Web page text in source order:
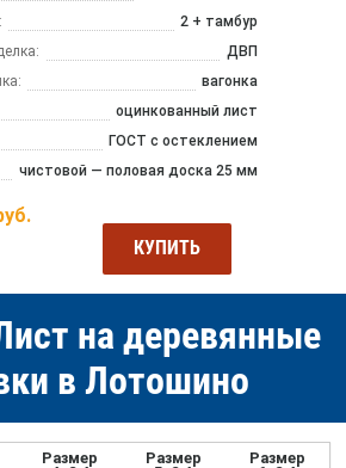
2 + тамбур
ДВП
вагонка
оцинкованный лист
ГОСТ с остеклением
чистовой — половая доска 25 мм
КУПИТЬ
на деревянные
в Лотошино
Размер
Размер
Размер